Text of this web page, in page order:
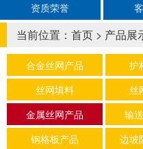
资质荣誉
当前位置： 首页 > 产品展
合金丝网产品 护
丝网填料
丝
金属丝网产品
输
钢格板产品
边坡